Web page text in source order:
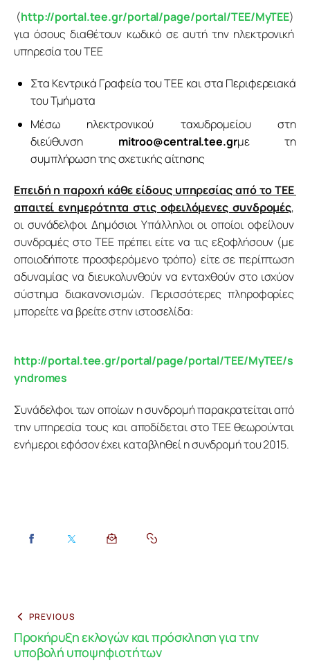
(http://portal.tee.gr/portal/page/portal/TEE/MyTEE)
για όσους διαθέτουν κωδικό σε αυτή την ηλεκτρονική
υπηρεσία του ΤΕΕ
Στα Κεντρικά Γραφεία του ΤΕΕ και στα Περιφερειακά
του Τμήματα
Μέσω ηλεκτρονικού ταχυδρομείου στη
διεύθυνση mitroo@central.tee.grμε τη
συμπλήρωση της σχετικής αίτησης
Επειδή η παροχή κάθε είδους υπηρεσίας από το ΤΕΕ
απαιτεί ενημερότητα στις οφειλόμενες συνδρομές,
οι συνάδελφοι Δημόσιοι Υπάλληλοι οι οποίοι οφείλουν
συνδρομές στο ΤΕΕ πρέπει είτε να τις εξοφλήσουν (με
οποιοδήποτε προσφερόμενο τρόπο) είτε σε περίπτωση
αδυναμίας να διευκολυνθούν να ενταχθούν στο ισχύον
σύστημα διακανονισμών. Περισσότερες πληροφορίες
μπορείτε να βρείτε στην ιστοσελίδα:
http://portal.tee.gr/portal/page/portal/TEE/MyTEE/s
yndromes
Συνάδελφοι των οποίων η συνδρομή παρακρατείται από
την υπηρεσία τους και αποδίδεται στο ΤΕΕ θεωρούνται
ενήμεροι εφόσον έχει καταβληθεί η συνδρομή του 2015.
PREVIOUS
Προκήρυξη εκλογών και πρόσκληση για την
υποβολή υποψηφιοτήτων